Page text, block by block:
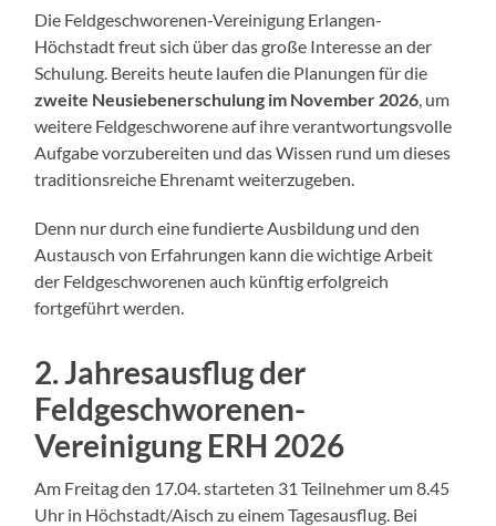
Die Feldgeschworenen-Vereinigung Erlangen-
Höchstadt freut sich über das große Interesse an der
Schulung. Bereits heute laufen die Planungen für die
zweite Neusiebenerschulung im November 2026 , um
weitere Feldgeschworene auf ihre verantwortungsvolle
Aufgabe vorzubereiten und das Wissen rund um dieses
traditionsreiche Ehrenamt weiterzugeben.
Denn nur durch eine fundierte Ausbildung und den
Austausch von Erfahrungen kann die wichtige Arbeit
der Feldgeschworenen auch künftig erfolgreich
fortgeführt werden.
2. Jahresausflug der
Feldgeschworenen-
Vereinigung ERH 2026
Am Freitag den 17.04. starteten 31 Teilnehmer um 8.45
Uhr in Höchstadt/Aisch zu einem Tagesausflug. Bei